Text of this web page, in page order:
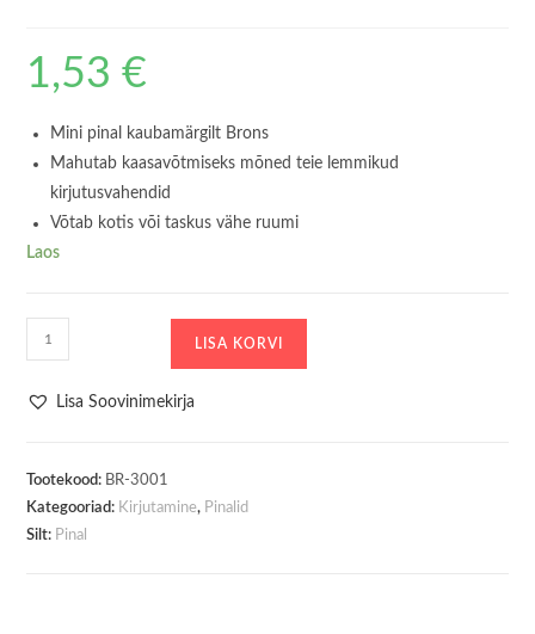
1,53€
Mini pinal kaubamärgilt Brons
Mahutab kaasavõtmiseks mõned teie lemmikud
kirjutusvahendid
Võtab kotis või taskus vähe ruumi
Laos
Pinal
Mini
Patterned
LISA KORVI
Lisa Soovinimekirja
Tootekood: BR-3001
Kategooriad: Kirjutamine, Pinalid
Silt: Pinal